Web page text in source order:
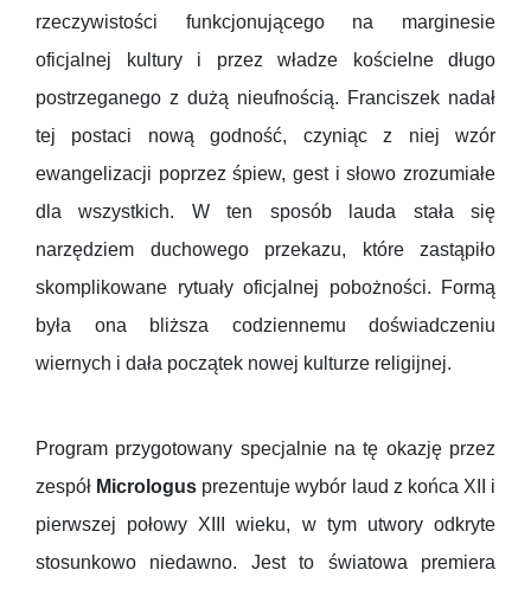
rzeczywistości funkcjonującego na marginesie
oficjalnej kultury i przez władze kościelne długo
postrzeganego z dużą nieufnością. Franciszek nadał
tej postaci nową godność, czyniąc z niej wzór
ewangelizacji poprzez śpiew, gest i słowo zrozumiałe
dla wszystkich. W ten sposób lauda stała się
narzędziem duchowego przekazu, które zastąpiło
skomplikowane rytuały oficjalnej pobożności. Formą
była ona bliższa codziennemu doświadczeniu
wiernych i dała początek nowej kulturze religijnej.
Program przygotowany specjalnie na tę okazję przez
zespół Micrologus prezentuje wybór laud z końca XII i
pierwszej połowy XIII wieku, w tym utwory odkryte
stosunkowo niedawno. Jest to światowa premiera